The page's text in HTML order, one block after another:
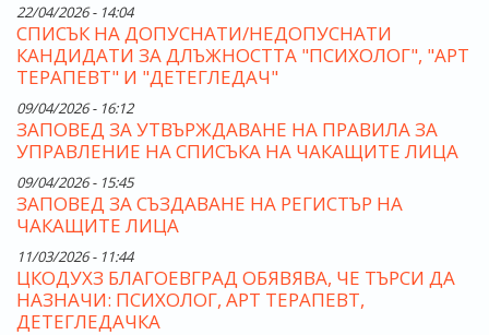
22/04/2026 - 14:04
СПИСЪК НА ДОПУСНАТИ/НЕДОПУСНАТИ
КАНДИДАТИ ЗА ДЛЪЖНОСТТА "ПСИХОЛОГ", "АРТ
ТЕРАПЕВТ" И "ДЕТЕГЛЕДАЧ"
09/04/2026 - 16:12
ЗАПОВЕД ЗА УТВЪРЖДАВАНЕ НА ПРАВИЛА ЗА
УПРАВЛЕНИЕ НА СПИСЪКА НА ЧАКАЩИТЕ ЛИЦА
09/04/2026 - 15:45
ЗАПОВЕД ЗА СЪЗДАВАНЕ НА РЕГИСТЪР НА
ЧАКАЩИТЕ ЛИЦА
11/03/2026 - 11:44
ЦКОДУХЗ БЛАГОЕВГРАД ОБЯВЯВА, ЧЕ ТЪРСИ ДА
НАЗНАЧИ: ПСИХОЛОГ, АРТ ТЕРАПЕВТ,
ДЕТЕГЛЕДАЧКА